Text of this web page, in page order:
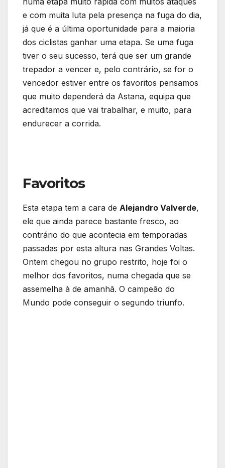
e com muita luta pela presença na fuga do dia,
já que é a última oportunidade para a maioria
dos ciclistas ganhar uma etapa. Se uma fuga
tiver o seu sucesso, terá que ser um grande
trepador a vencer e, pelo contrário, se for o
vencedor estiver entre os favoritos pensamos
que muito dependerá da Astana, equipa que
acreditamos que vai trabalhar, e muito, para
endurecer a corrida.
Favoritos
Esta etapa tem a cara de Alejandro Valverde,
ele que ainda parece bastante fresco, ao
contrário do que acontecia em temporadas
passadas por esta altura nas Grandes Voltas.
Ontem chegou no grupo restrito, hoje foi o
melhor dos favoritos, numa chegada que se
assemelha à de amanhã. O campeão do
Mundo pode conseguir o segundo triunfo.